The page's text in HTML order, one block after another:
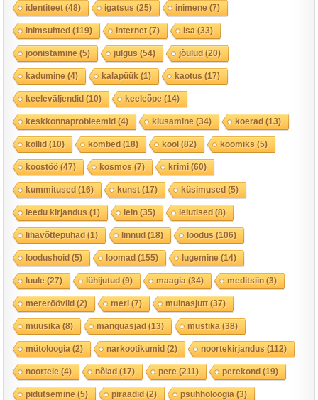
identiteet(48) igatsus (25) inimene (7)
inimsuhted(119) internet(7) isa (33)
joonistamine (5) julgus (54) jõulud(20)
kadumine (4) kalapüük (1) kaotus (17)
keeleväljendid(10) keeleõpe (14)
keskkonnaprobleemid(4) kiusamine (34) koerad(13)
kollid(10) kombed(18) kool(82) koomiks (5)
koostöö(47) kosmos (7) krimi(60)
kummitused(16) kunst(17) küsimused(5)
leedu kirjandus (1) lein(35) leiutised(8)
lihavõttepühad(1) linnud(18) loodus (106)
loodushoid(5) loomad(155) lugemine (14)
luule (27) lühijutud(9) maagia (34) meditsiin(3)
mereröövlid(2) meri(7) muinasjutt(37)
muusika (8) mänguasjad(13) müstika (38)
mütoloogia (2) narkootikumid(2) noortekirjandus (112)
noortele (4) nõiad(17) pere (211) perekond(19)
pidutsemine (5) piraadid(2) psühholoogia (3)